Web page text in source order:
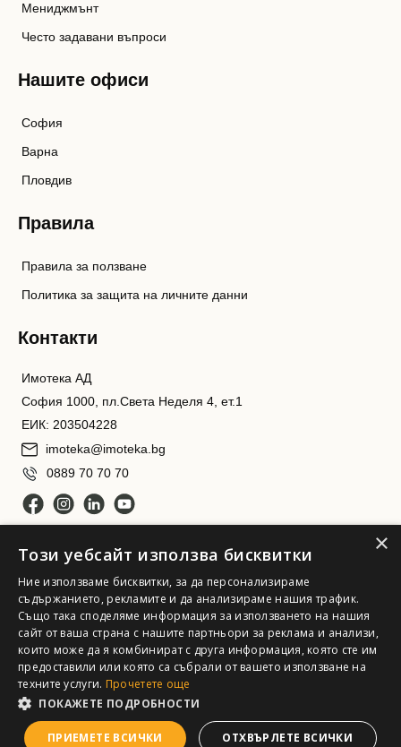
Мениджмънт
Често задавани въпроси
Нашите офиси
София
Варна
Пловдив
Правила
Правила за ползване
Политика за защита на личните данни
Контакти
Имотека АД
София 1000, пл.Света Неделя 4, ет.1
ЕИК: 203504228
imoteka@imoteka.bg
0889 70 70 70
Имотека АД. Всички права запазени
×
Този уебсайт използва бисквитки
Ние използваме бисквитки, за да персонализираме
съдържанието, рекламите и да анализираме нашия трафик.
Също така споделяме информация за използването на нашия
сайт от ваша страна с нашите партньори за реклама и анализи,
които може да я комбинират с друга информация, която сте им
предоставили или която са събрали от вашето използване на
техните услуги. Прочетете още
ПОКАЖЕТЕ ПОДРОБНОСТИ
ПРИЕМЕТЕ ВСИЧКИ ОТХВЪРЛЕТЕ ВСИЧКИ